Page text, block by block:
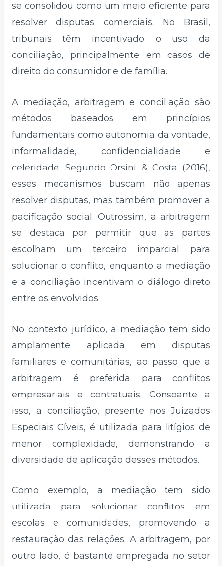
se consolidou como um meio eficiente para
resolver disputas comerciais. No Brasil,
tribunais têm incentivado o uso da
conciliação, principalmente em casos de
direito do consumidor e de família.
A mediação, arbitragem e conciliação são
métodos baseados em princípios
fundamentais como autonomia da vontade,
informalidade, confidencialidade e
celeridade. Segundo Orsini & Costa (2016),
esses mecanismos buscam não apenas
resolver disputas, mas também promover a
pacificação social. Outrossim, a arbitragem
se destaca por permitir que as partes
escolham um terceiro imparcial para
solucionar o conflito, enquanto a mediação
e a conciliação incentivam o diálogo direto
entre os envolvidos.
No contexto jurídico, a mediação tem sido
amplamente aplicada em disputas
familiares e comunitárias, ao passo que a
arbitragem é preferida para conflitos
empresariais e contratuais. Consoante a
isso, a conciliação, presente nos Juizados
Especiais Cíveis, é utilizada para litígios de
menor complexidade, demonstrando a
diversidade de aplicação desses métodos.
Como exemplo, a mediação tem sido
utilizada para solucionar conflitos em
escolas e comunidades, promovendo a
restauração das relações. A arbitragem, por
outro lado, é bastante empregada no setor